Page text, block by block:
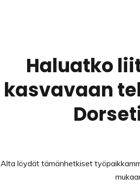
Haluatko
kasvavaan
Alta löydät tämänhetkiset